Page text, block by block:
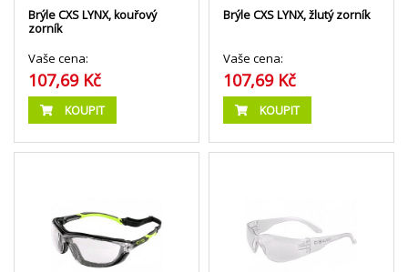
Brýle CXS LYNX, kouřový
zorník
Vaše cena:
107,69 Kč
KOUPIT
Brýle CXS LYNX, žlutý zorník
Vaše cena:
107,69 Kč
KOUPIT